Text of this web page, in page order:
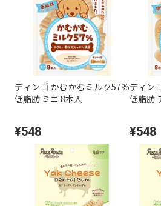
ディンゴ かむかむミルク57％
低脂肪 ミニ 8本入
¥548
ディン
低脂肪
¥548